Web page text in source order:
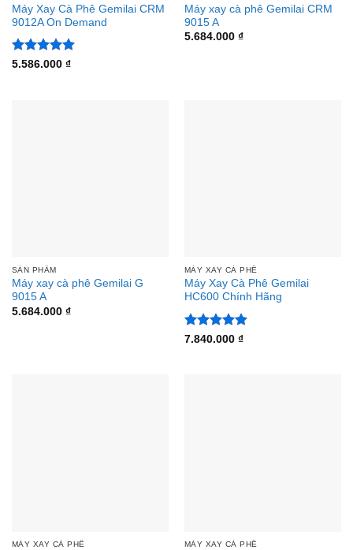
Máy Xay Cà Phê Gemilai CRM
9012A On Demand
Được xếp
5.586.000 ₫
Máy xay cà phê Gemilai CRM
9015 A
5.684.000 ₫
SẢN PHẨM
Máy xay cà phê Gemilai G
9015 A
5.684.000 ₫
MÁY XAY CÀ PHÊ
Máy Xay Cà Phê Gemilai
HC600 Chính Hãng
Được xếp
7.840.000 ₫
MÁY XAY CÀ PHÊ MÁY XAY CÀ PHÊ